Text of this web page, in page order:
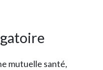
mutuelle santé,